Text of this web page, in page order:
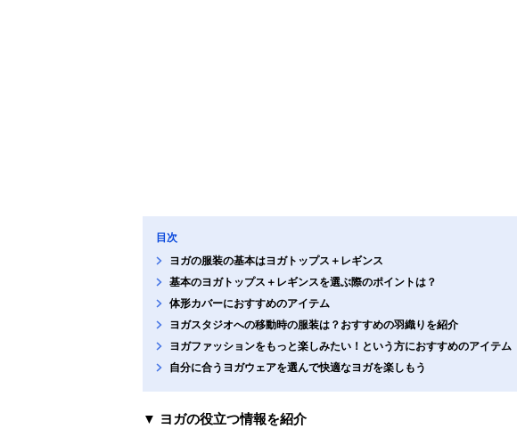
目次
ヨガの服装の基本はヨガトップス＋レギンス
基本のヨガトップス＋レギンスを選ぶ際のポイントは？
体形カバーにおすすめのアイテム
ヨガスタジオへの移動時の服装は？おすすめの羽織りを紹介
ヨガファッションをもっと楽しみたい！という方におすすめのアイテム
自分に合うヨガウェアを選んで快適なヨガを楽しもう
▼ ヨガの役立つ情報を紹介